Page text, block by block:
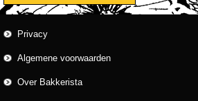
Privacy
Algemene voorwaarden
Over Bakkerista